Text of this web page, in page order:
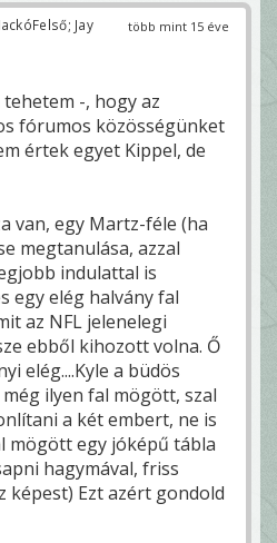
több mint 15 éve
Jay
-, hogy az
fórumos közösségünket
értek egyet Kippel, de
van, egy Martz-féle (ha
megtanulása, azzal
indulattal is
egy elég halvány fal
az NFL jelenelegi
ebből kihozott volna. Ő
elég....Kyle a büdös
ilyen fal mögött, szal
a két embert, ne is
mögött egy jóképű tábla
hagymával, friss
képest) Ezt azért gondold